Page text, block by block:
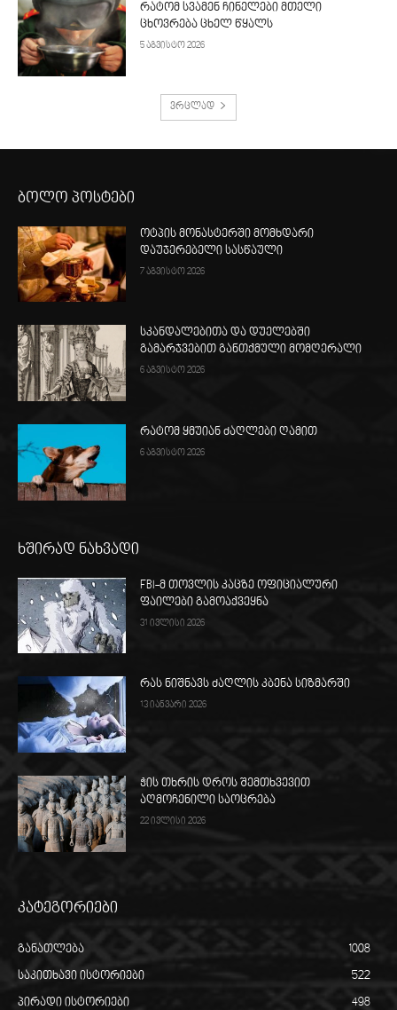
რატომ სვამენ ჩინელები მთელი
ცხოვრება ცხელ წყალს
5 აგვისტო 2026
ვრცლად
ბოლო პოსტები
ოტპის მონასტერში მომხდარი
დაუჯერებელი სასწაული
7 აგვისტო 2026
სკანდალებითა და დუელებში
გამარჯვებით განთქმული მომღერალი
6 აგვისტო 2026
რატომ ყმუიან ძაღლები ღამით
6 აგვისტო 2026
ხშირად ნახვადი
FBI-მ თოვლის კაცზე ოფიციალური
ფაილები გამოაქვეყნა
31 ივლისი 2026
რას ნიშნავს ძაღლის კბენა სიზმარში
13 იანვარი 2026
ჭის თხრის დროს შემთხვევით
აღმოჩენილი საოცრება
22 ივლისი 2026
კატეგორიები
განათლება 1008
საკითხავი ისტორიები 522
პირადი ისტორიები 498